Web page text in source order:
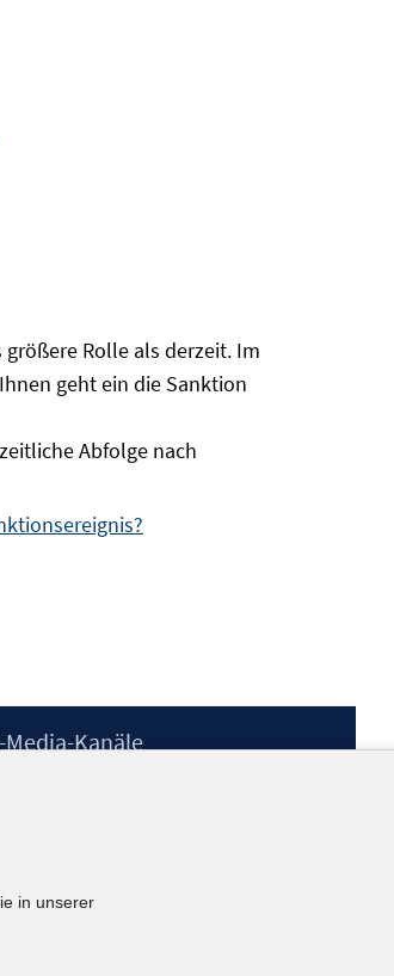
Rolle als derzeit. Im
geht ein die Sanktion
Abfolge nach
Kanäle
in unserer